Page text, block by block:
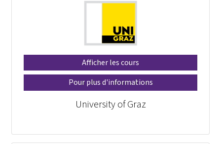
Afficher les cours
Pour plus d'informations
University of Graz